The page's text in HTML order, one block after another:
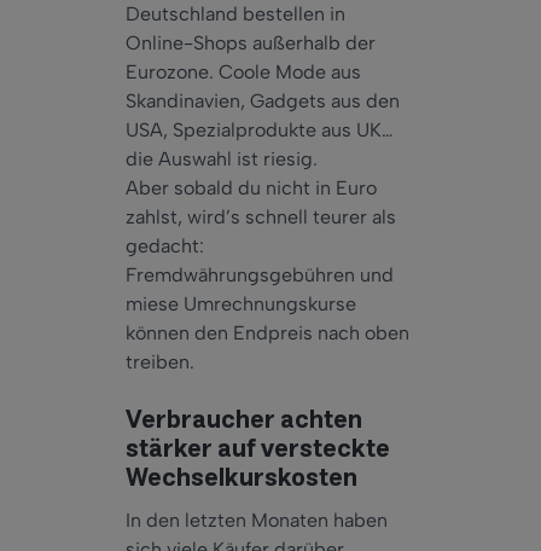
Deutschland bestellen in
Online-Shops außerhalb der
Eurozone. Coole Mode aus
Skandinavien, Gadgets aus den
USA, Spezialprodukte aus UK…
die Auswahl ist riesig.
Aber sobald du nicht in Euro
zahlst, wird’s schnell teurer als
gedacht:
Fremdwährungsgebühren und
miese Umrechnungskurse
können den Endpreis nach oben
treiben.
Verbraucher achten
stärker auf versteckte
Wechselkurskosten
In den letzten Monaten haben